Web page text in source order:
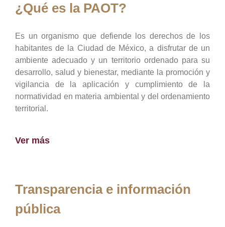
¿Qué es la PAOT?
Es un organismo que defiende los derechos de los
habitantes de la Ciudad de México, a disfrutar de un
ambiente adecuado y un territorio ordenado para su
desarrollo, salud y bienestar, mediante la promoción y
vigilancia de la aplicación y cumplimiento de la
normatividad en materia ambiental y del ordenamiento
territorial.
Ver más
Transparencia e información
pública